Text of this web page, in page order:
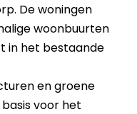
De woningen
woonbuurten
in het bestaande
en groene
voor het